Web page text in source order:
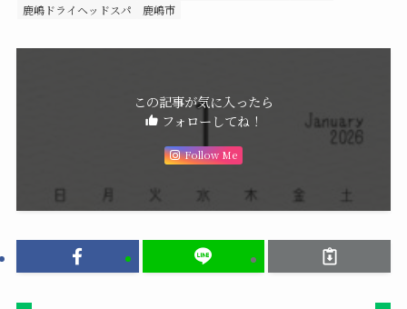
鹿嶋ドライヘッドスパ
鹿嶋市
この記事が気に入ったら
フォローしてね！
Follow Me